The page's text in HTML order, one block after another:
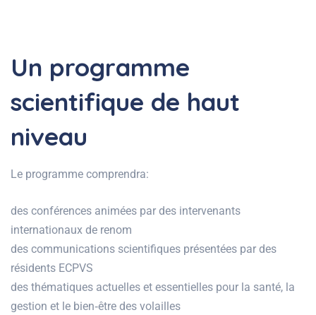
Un programme
scientifique de haut
niveau
Le programme comprendra:
des conférences animées par des intervenants
internationaux de renom
des communications scientifiques présentées par des
résidents ECPVS
des thématiques actuelles et essentielles pour la santé, la
gestion et le bien‑être des volailles